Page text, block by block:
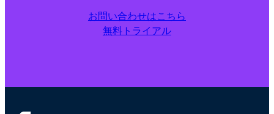
お問い合わせはこちら
無料トライアル